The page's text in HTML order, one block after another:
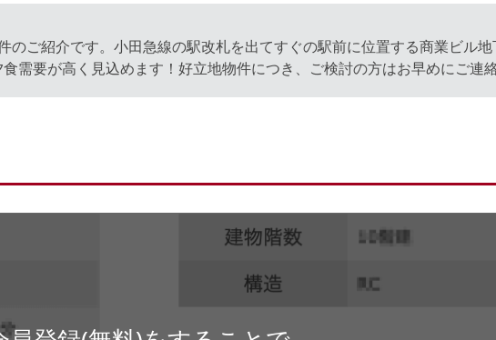
ご紹介です。小田急線の駅改札を出てすぐの駅前に位置する商業ビル
需要が高く見込めます！好立地物件につき、ご検討の方はお早めにご連